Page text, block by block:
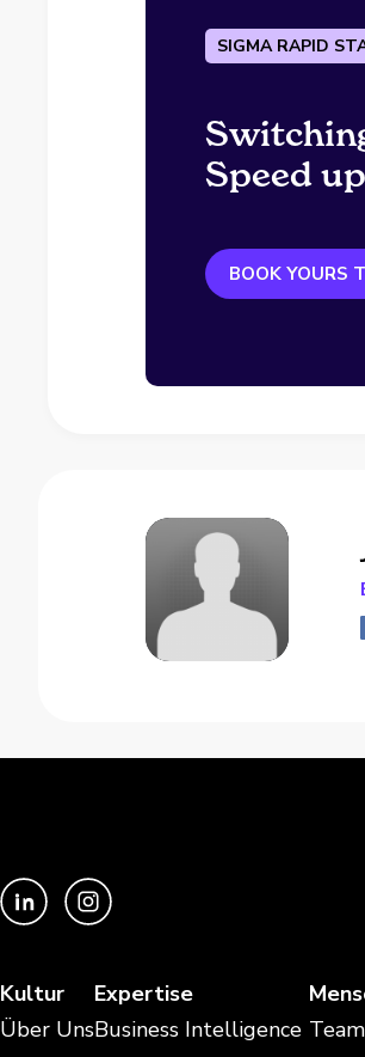
SIGMA RAPID
Speed
BOOK YOURS
Kultur
Über Uns
Expertise
Business Intelligence Team